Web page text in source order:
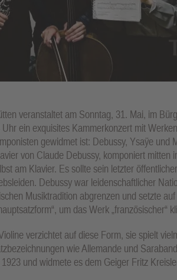
veranstaltet am Sonntag, 31. Mai, im
ein exquisites Kammerkonzert mit
gewidmet ist: Debussy, Ysaÿe und
von Claude Debussy, komponiert mitten
am Klavier. Es sollte sein letzter
Debussy war leidenschaftlicher
Musiktradition abgrenzen und setzte
um das Werk „französischer“
verzichtet auf diese Form, sie spielt
wie Allemande und
und widmete es dem Geiger Fritz